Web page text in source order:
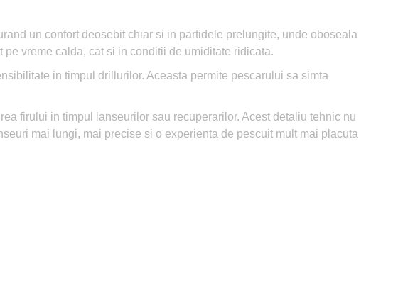
un confort deosebit chiar si in partidele prelungite, unde oboseala
vreme calda, cat si in conditii de umiditate ridicata.
in timpul drillurilor. Aceasta permite pescarului sa simta
firului in timpul lanseurilor sau recuperarilor. Acest detaliu tehnic nu
mai lungi, mai precise si o experienta de pescuit mult mai placuta